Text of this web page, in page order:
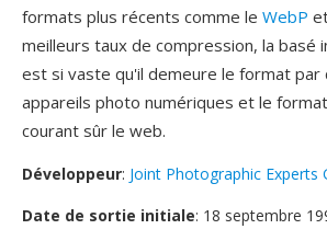
formats plus récents comme le WebP
meilleurs taux de compression, la basé
est si vaste qu'il demeure le format par
appareils photo numériques et le
courant sûr le web.
Développeur: Joint Photographic Experts
Date de sortie initiale: 18 septembre